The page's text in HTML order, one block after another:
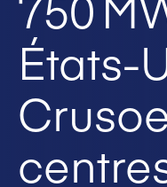
États-